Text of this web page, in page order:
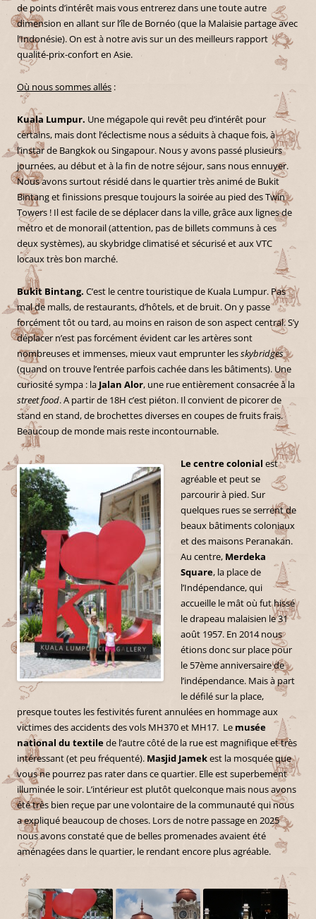
de points d’intérêt mais vous entrerez dans une toute autre
dimension en allant sur l’île de Bornéo (que la Malaisie partage avec
l’Indonésie). On est à notre avis sur un des meilleurs rapport
qualité-prix-confort en Asie.
Où nous sommes allés :
Kuala Lumpur. Une mégapole qui revêt peu d’intérêt pour
certains, mais dont l’éclectisme nous a séduits à chaque fois, à
l’instar de Bangkok ou Singapour. Nous y avons passé plusieurs
journées, au début et à la fin de notre séjour, sans nous ennuyer.
Nous avons surtout résidé dans le quartier très animé de Bukit
Bintang et finissions presque toujours la soirée au pied des Twin
Towers ! Il est facile de se déplacer dans la ville, grâce aux lignes de
métro et de monorail (attention, pas de billets communs à ces
deux systèmes), au skybridge climatisé et sécurisé et aux VTC
locaux très bon marché.
Bukit Bintang. C’est le centre touristique de Kuala Lumpur. Pas
mal de malls, de restaurants, d’hôtels, et de bruit. On y passe
forcément tôt ou tard, au moins en raison de son aspect central. S’y
déplacer n’est pas forcément évident car les artères sont
nombreuses et immenses, mieux vaut emprunter lesskybridges
(quand on trouve l’entrée parfois cachée dans les bâtiments). Une
curiosité sympa : la Jalan Alor, une rue entièrement consacrée à la
street food. A partir de 18H c’est piéton. Il convient de picorer de
stand en stand, de brochettes diverses en coupes de fruits frais.
Beaucoup de monde mais reste incontournable.
Le centre colonial est
agréable et peut se
parcourir à pied. Sur
quelques rues se serrent de
beaux bâtiments coloniaux
et des maisons Peranakan.
Au centre, Merdeka
Square, la place de
l’Indépendance, qui
accueille le mât où fut hissé
le drapeau malaisien le 31
août 1957. En 2014 nous
étions donc sur place pour
le 57ème anniversaire de
l’indépendance. Mais à part
le défilé sur la place,
presque toutes les festivités furent annulées en hommage aux
victimes des accidents des vols MH370 et MH17. Le musée
national du textilede l’autre côté de la rue est magnifique et très
intéressant (et peu fréquenté). Masjid Jamekest la mosquée que
vous ne pourrez pas rater dans ce quartier. Elle est superbement
illuminée le soir. L’intérieur est plutôt quelconque mais nous avons
été très bien reçue par une volontaire de la communauté qui nous
a expliqué beaucoup de choses. Lors de notre passage en 2025
nous avons constaté que de belles promenades avaient été
aménagées dans le quartier, le rendant encore plus agréable.